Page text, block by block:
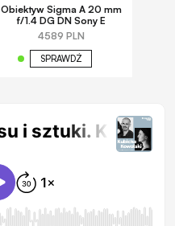
Obiektyw Sigma A 20 mm
f/1.4 DG DN Sony E
4589 PLN
SPRAWDŹ